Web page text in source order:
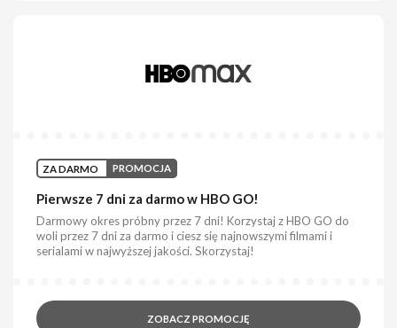
ZA DARMO PROMOCJA
Pierwsze 7 dni za darmo w HBO GO!
Darmowy okres próbny przez 7 dni! Korzystaj z HBO GO do
woli przez 7 dni za darmo i ciesz się najnowszymi filmami i
serialami w najwyższej jakości. Skorzystaj!
ZOBACZ PROMOCJĘ